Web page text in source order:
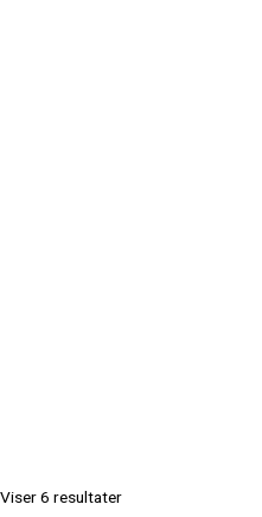
Viser 6 resultater